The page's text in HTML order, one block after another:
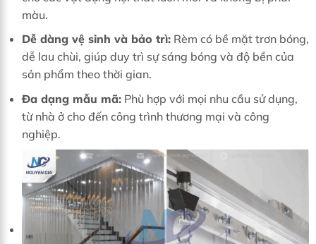
màu.
Dễ dàng vệ sinh và bảo trì:Rèm có bề mặt trơn bóng,
dễ lau chùi, giúp duy trì sự sáng bóng và độ bền của
sản phẩm theo thời gian.
Đa dạng mẫu mã:Phù hợp với mọi nhu cầu sử dụng,
từ nhà ở cho đến công trình thương mại và công
nghiệp.